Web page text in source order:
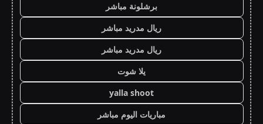
برشلونة مباشر
ريال مدريد مباشر
ريال مدريد مباشر
يلا شوت
yalla shoot
مباريات اليوم مباشر